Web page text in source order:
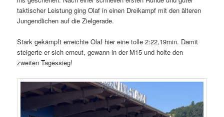
taktischer Leistung ging Olaf in einen Dreikampf mit den älteren
Jungendlichen auf die Zielgerade.
Stark gekämpft erreichte Olaf hier eine tolle 2:22,19min. Damit
steigerte er sich erneut, gewann in der M15 und holte den
zweiten Tagessieg!